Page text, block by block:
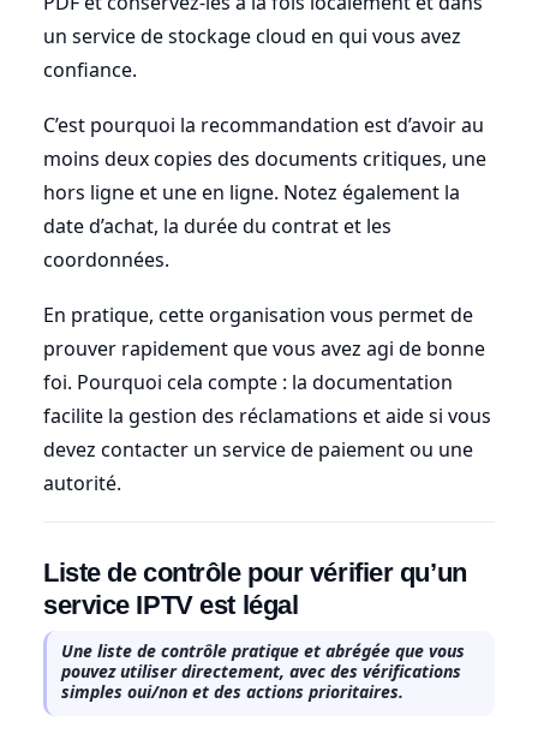
un service de stockage cloud en qui vous avez
confiance.
C’est pourquoi la recommandation est d’avoir au
moins deux copies des documents critiques, une
hors ligne et une en ligne. Notez également la
date d’achat, la durée du contrat et les
coordonnées.
En pratique, cette organisation vous permet de
prouver rapidement que vous avez agi de bonne
foi. Pourquoi cela compte : la documentation
facilite la gestion des réclamations et aide si vous
devez contacter un service de paiement ou une
autorité.
Liste de contrôle pour vérifier qu’un
service IPTV est légal
Une liste de contrôle pratique et abrégée que vous
pouvez utiliser directement, avec des vérifications
simples oui/non et des actions prioritaires.